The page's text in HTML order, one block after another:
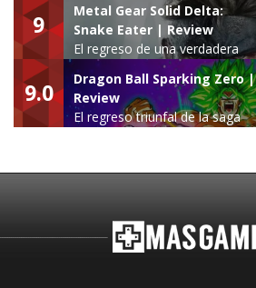
9
Metal Gear Solid Delta:
Snake Eater | Review
El regreso de una verdadera
leyenda
9.0
Dragon Ball Sparking Zero |
Review
El regreso triunfal de la saga